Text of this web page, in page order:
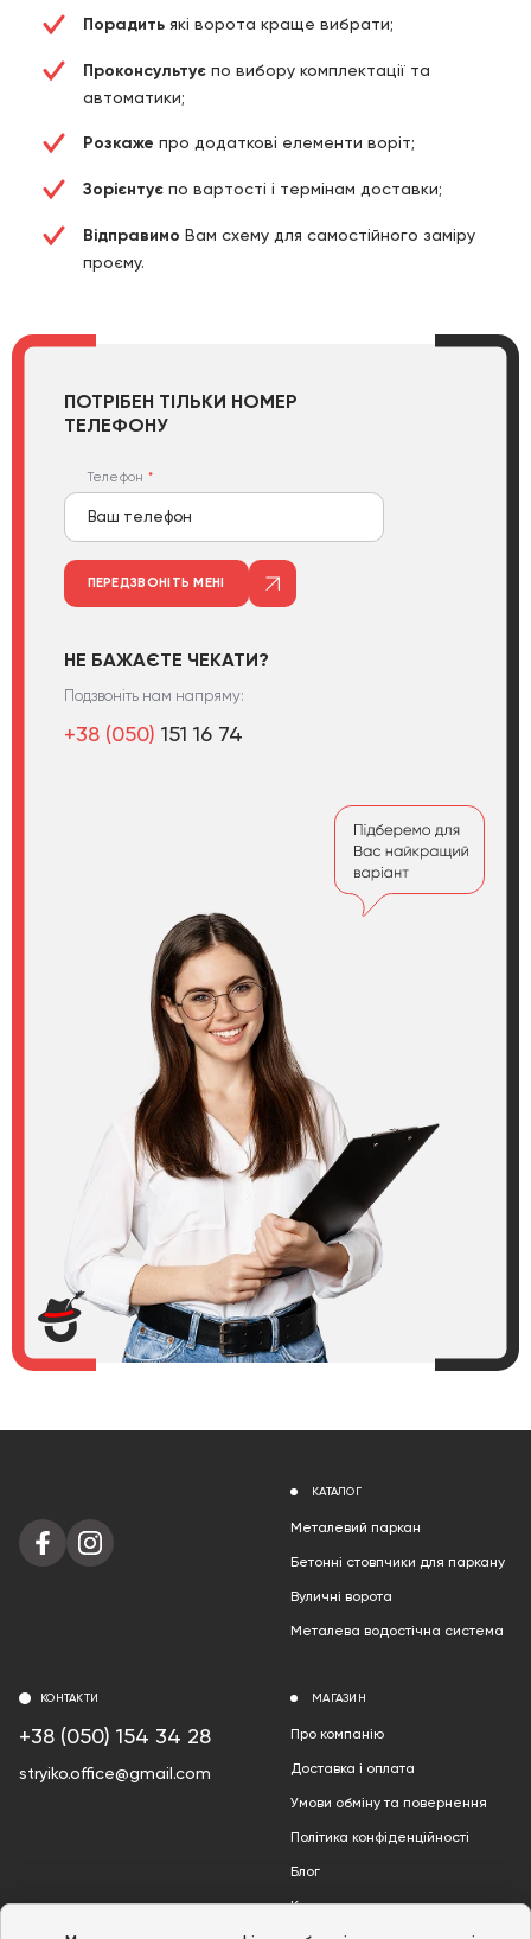
Порадить які ворота краще вибрати;
Проконсультує по вибору комплектації та
автоматики;
Розкаже про додаткові елементи воріт;
Зорієнтує по вартості і термінам доставки;
Відправимо Вам схему для самостійного заміру
проєму.
ПОТРІБЕН ТІЛЬКИ НОМЕР
ТЕЛЕФОНУ
Телефон
ПЕРЕДЗВОНІТЬ МЕНІ
НЕ БАЖАЄТЕ ЧЕКАТИ?
Подзвоніть нам напряму:
+38 (050) 151 16 74
КАТАЛОГ
Металевий паркан
Бетонні стовпчики для паркану
Вуличні ворота
Металева водостічна система
МАГАЗИН
Про компанію
Доставка і оплата
Умови обміну та повернення
Політика конфіденційності
Блог
Контакти
КОНТАКТИ
+38 (050) 154 34 28
stryiko.office@gmail.com